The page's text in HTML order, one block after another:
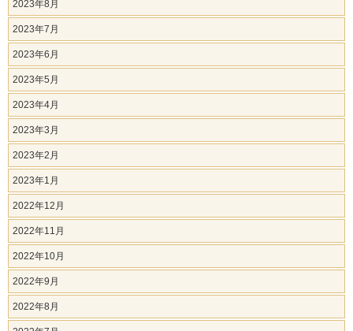
2023年8月
2023年7月
2023年6月
2023年5月
2023年4月
2023年3月
2023年2月
2023年1月
2022年12月
2022年11月
2022年10月
2022年9月
2022年8月